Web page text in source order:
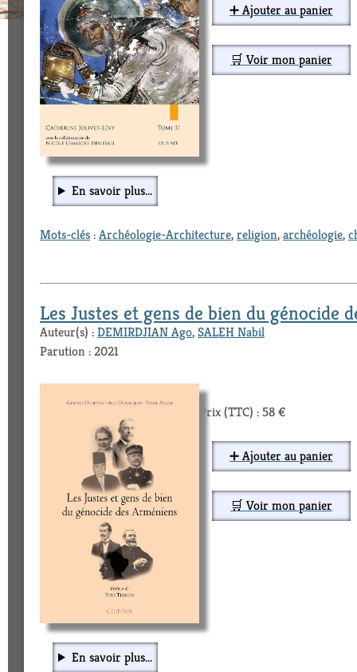
➕ Ajouter au panier
🛒 Voir mon panier
En savoir plus...
Mots-clés:Archéologie-Architecture,religion,archéologie,
Les Justes et gens de bien du génocide
Auteur(s) :DEMIRDJIAN Ago,SALEH Nabil
Parution : 2021
Prix (TTC) : 58 €
➕ Ajouter au panier
🛒 Voir mon panier
En savoir plus...